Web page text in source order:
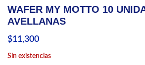
WAFER MY MOTTO 10
AVELLANAS
$11,300
Sin existencias